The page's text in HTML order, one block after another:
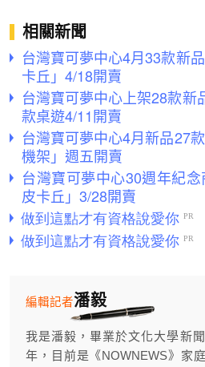
相關新聞
台灣寶可夢中心4月33款新
卡丘」4/18開賣
台灣寶可夢中心上架28款新
款桌遊4/11開賣
台灣寶可夢中心4月新品27
機架」週五開賣
台灣寶可夢中心30週年紀
皮卡丘」3/28開賣
潘毅
編輯記者
我是潘毅，畢業於文化大學新
年，目前是《NOWNEWS》家